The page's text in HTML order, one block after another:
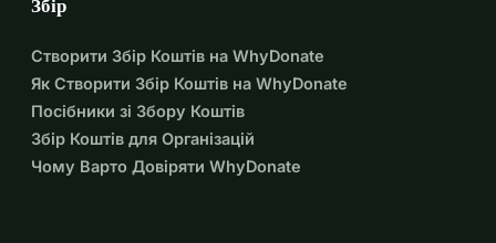
Збір
Створити Збір Коштів на WhyDonate
Як Створити Збір Коштів на WhyDonate
Посібники зі Збору Коштів
Збір Коштів для Організацій
Чому Варто Довіряти WhyDonate